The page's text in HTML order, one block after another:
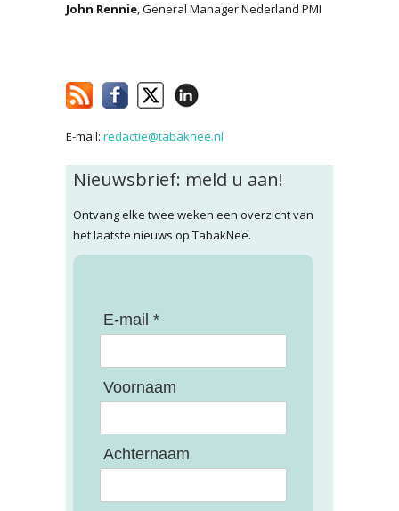
John Rennie, General Manager Nederland PMI
E-mail: redactie@tabaknee.nl
Nieuwsbrief: meld u aan!
Ontvang elke twee weken een overzicht van
het laatste nieuws op TabakNee.
E-mail *
Voornaam
Achternaam